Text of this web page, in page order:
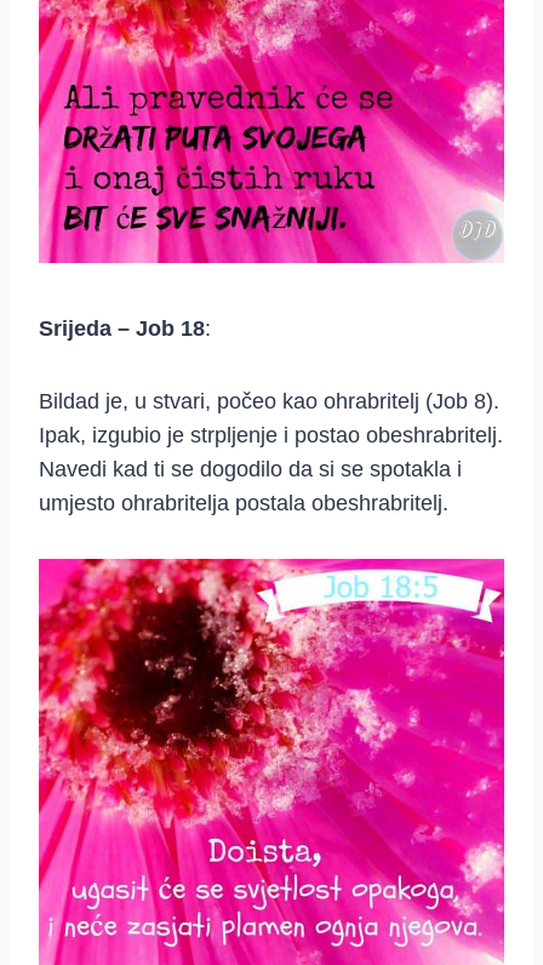
Srijeda – Job 18:
Bildad je, u stvari, počeo kao ohrabritelj (Job 8).
Ipak, izgubio je strpljenje i postao obeshrabritelj.
Navedi kad ti se dogodilo da si se spotakla i
umjesto ohrabritelja postala obeshrabritelj.